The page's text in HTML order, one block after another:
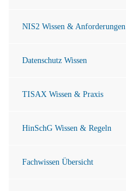
NIS2 Wissen & Anforderungen
Datenschutz Wissen
TISAX Wissen & Praxis
HinSchG Wissen & Regeln
Fachwissen Übersicht